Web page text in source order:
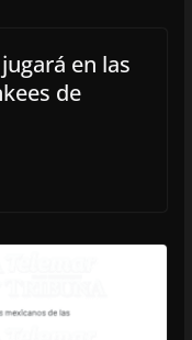
en las
de